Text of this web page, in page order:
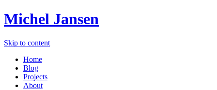
Michel Jansen
Skip to content
Home
Blog
Projects
About